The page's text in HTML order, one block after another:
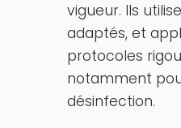
vigueur. Ils
adaptés, et
protocoles
notamment
désinfection.